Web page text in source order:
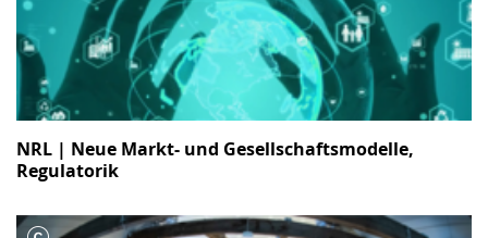
NRL | Neue Markt- und Gesellschaftsmodelle,
Regulatorik